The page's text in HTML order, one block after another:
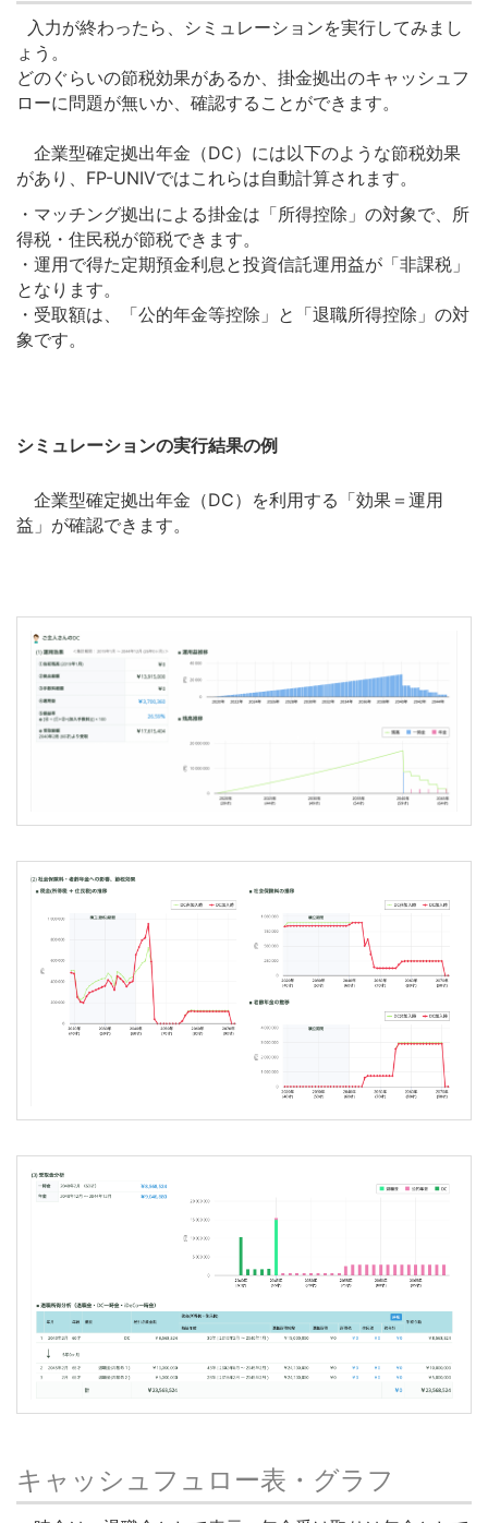
入力が終わったら、シミュレーションを実行してみまし
ょう。
どのぐらいの節税効果があるか、掛金拠出のキャッシュフ
ローに問題が無いか、確認することができます。
企業型確定拠出年金（DC）には以下のような節税効果
があり、FP-UNIVではこれらは自動計算されます。
・マッチング拠出による掛金は「所得控除」の対象で、所
得税・住民税が節税できます。
・運用で得た定期預金利息と投資信託運用益が「非課税」
となります。
・受取額は、「公的年金等控除」と「退職所得控除」の対
象です。
シミュレーションの実行結果の例
企業型確定拠出年金（DC）を利用する「効果＝運用
益」が確認できます。
キャッシュフュロー表・グラフ